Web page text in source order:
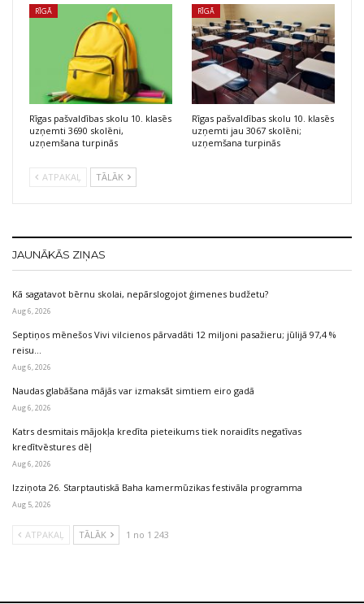
RĪGĀ
Rīgas pašvaldības skolu 10. klasēs
uzņemti 3690 skolēni,
uzņemšana turpinās
RĪGĀ
Rīgas pašvaldības skolu 10. klasēs
uzņemti jau 3067 skolēni;
uzņemšana turpinās
ATPAKAĻ TĀLĀK
JAUNĀKĀS ZIŅAS
Kā sagatavot bērnu skolai, nepārslogojot ģimenes budžetu?
Aug 6, 2026
Septiņos mēnešos Vivi vilcienos pārvadāti 12 miljoni pasažieru; jūlijā 97,4 %
reisu…
Aug 6, 2026
Naudas glabāšana mājās var izmaksāt simtiem eiro gadā
Aug 6, 2026
Katrs desmitais mājokļa kredīta pieteikums tiek noraidīts negatīvas
kredītvēstures dēļ
Aug 6, 2026
Izziņota 26. Starptautiskā Baha kamermūzikas festivāla programma
Aug 5, 2026
ATPAKAĻ TĀLĀK 1 no 1 243